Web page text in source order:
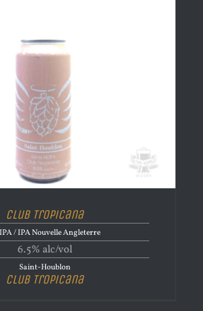
Club Tropicana
/ IPA Nouvelle Angleterre
6.5% alc/vol
Saint-Houblon
Club Tropicana